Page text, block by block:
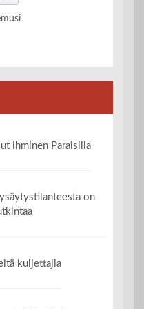
ihminen Paraisilla
on
kuljettajia